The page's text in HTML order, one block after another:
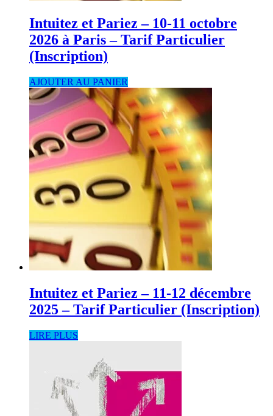
Intuitez et Pariez – 10-11 octobre
2026 à Paris – Tarif Particulier
(Inscription)
AJOUTER AU PANIER
Intuitez et Pariez – 11-12 décembre
2025 – Tarif Particulier (Inscription)
LIRE PLUS